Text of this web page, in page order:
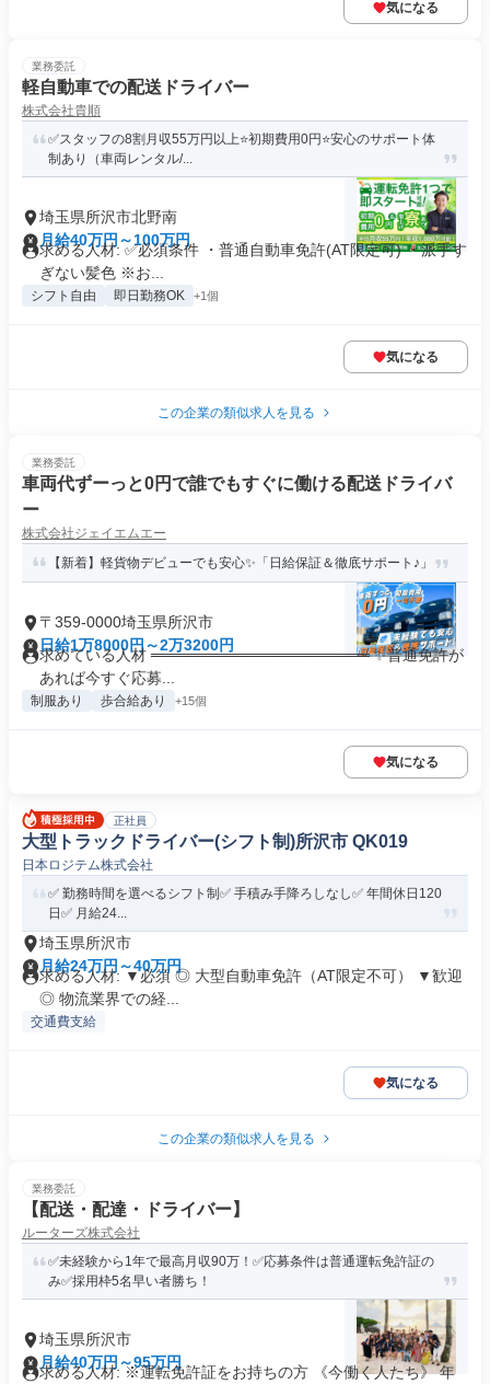
気になる
業務委託
軽自動車での配送ドライバー
株式会社貴順
✅スタッフの8割月収55万円以上⭐️初期費用0円⭐️安心のサポート体
制あり（車両レンタル/...
埼玉県所沢市北野南
月給40万円～100万円
求める人材: ✅️必須条件 ・普通自動車免許(AT限定可) ・派手す
ぎない髪色 ※お...
シフト自由 即日勤務OK +1個
気になる
この企業の類似求人を見る
業務委託
車両代ずーっと0円で誰でもすぐに働ける配送ドライバ
ー
株式会社ジェイエムエー
【新着】軽貨物デビューでも安心✨「日給保証＆徹底サポート♪」
〒359-0000埼玉県所沢市
日給1万8000円～2万3200円
求めている人材 ════════════════════ ✨普通免許が
あれば今すぐ応募...
制服あり 歩合給あり +15個
気になる
正社員
大型トラックドライバー(シフト制)所沢市 QK019
日本ロジテム株式会社
✅️ 勤務時間を選べるシフト制✅️ 手積み手降ろしなし✅️ 年間休日120
日✅️ 月給24...
埼玉県所沢市
月給24万円～40万円
求める人材: ▼必須 ◎ 大型自動車免許（AT限定不可） ▼歓迎
◎ 物流業界での経...
交通費支給
気になる
この企業の類似求人を見る
業務委託
【配送・配達・ドライバー】
ルーターズ株式会社
✅未経験から1年で最高月収90万！✅応募条件は普通運転免許証の
み✅採用枠5名早い者勝ち！
埼玉県所沢市
月給40万円～95万円
求める人材: ※運転免許証をお持ちの方 《今働く人たち》 年